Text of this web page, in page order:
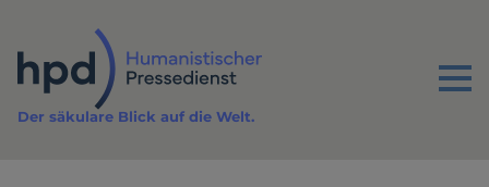
Inhalt
Menu
Der säkulare Blick auf die Welt.